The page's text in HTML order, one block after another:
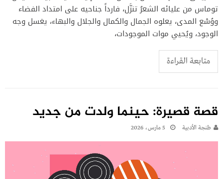
توماس من عليائه الشعرُ تنزَّل، فارداً جناحيه على امتداد الفضاء
ووُسْع المدى، يعلوه الجمال والكمال والجلال والبهاء، يغسل وجه
الوجود، ويُحيي موات الموجودات،
متابعة القراءة
قصة قصيرة: حينما ولدت من جديد
طنجة الأدبية 5 مارس، 2026